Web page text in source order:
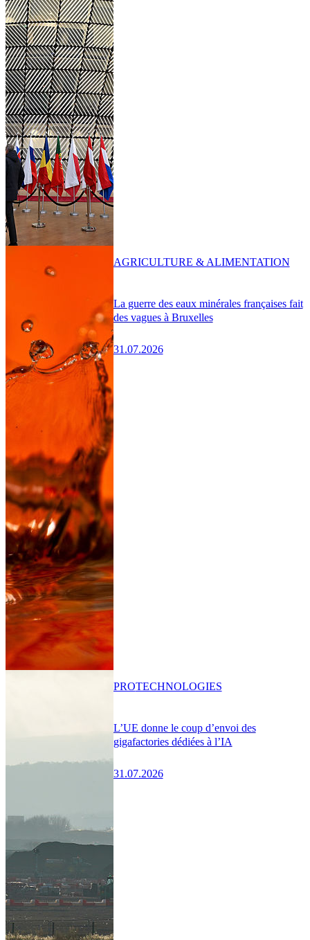
La guerre des eaux minérales françaises fait
des vagues à Bruxelles
31.07.2026
AGRICULTURE & ALIMENTATION
L’UE donne le coup d’envoi des
gigafactories dédiées à l’IA
31.07.2026
PROTECHNOLOGIES